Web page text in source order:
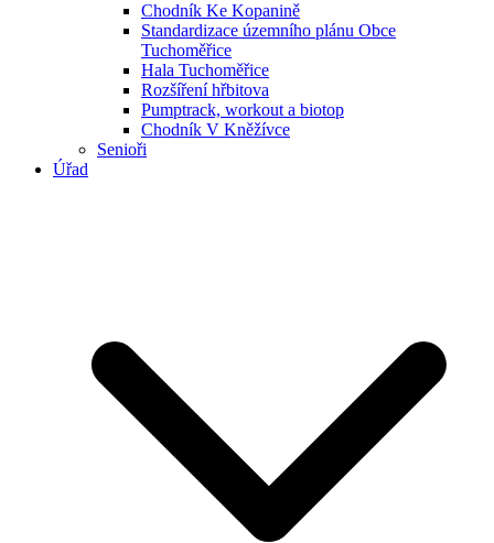
Chodník Ke Kopanině
Standardizace územního plánu Obce
Tuchoměřice
Hala Tuchoměřice
Rozšíření hřbitova
Pumptrack, workout a biotop
Chodník V Kněžívce
Senioři
Úřad